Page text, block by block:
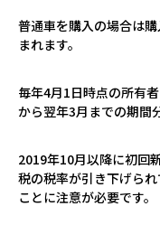
普通車を購入の場合は
まれます。
毎年4月1日時点の所有
から翌年3月までの期間
2019年10月以降に初回
税の税率が引き下げら
ことに注意が必要です。